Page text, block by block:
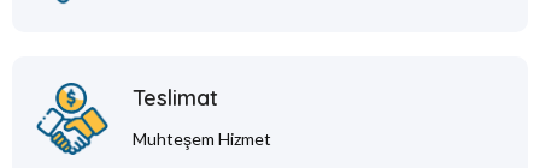
Teslimat
Muhteşem Hizmet